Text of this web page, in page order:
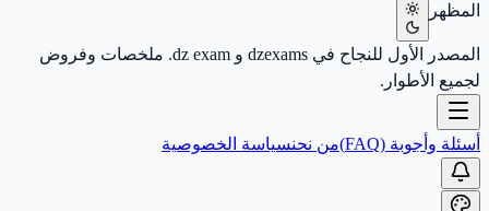
المظهر
المصدر الأول للنجاح في dzexams و dz exam. ملخصات وفروض
لجميع الأطوار.
أسئلة وأجوبة (FAQ) من نحنسياسة الخصوصية